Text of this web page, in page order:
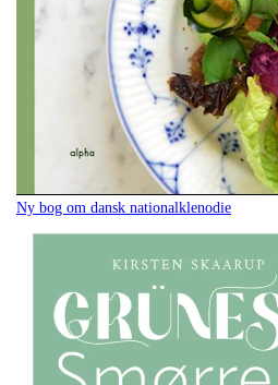
Ny bog om dansk nationalklenodie